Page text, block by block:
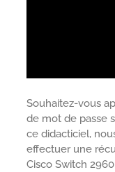
Souhaitez-vous
de mot de passe
ce didacticiel,
effectuer une
Cisco Switch